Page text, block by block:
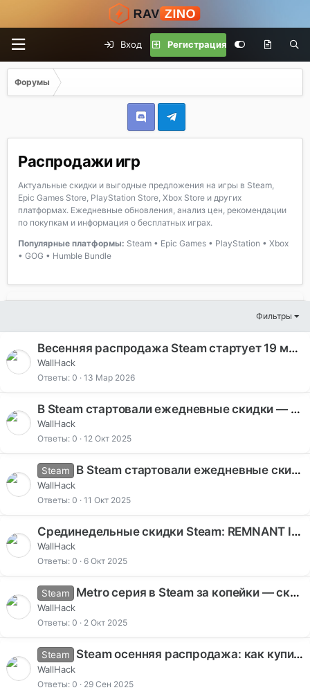
Вход Регистрация
Форумы
Распродажи игр
Актуальные скидки и выгодные предложения на игры в Steam,
Epic Games Store, PlayStation Store, Xbox Store и других
платформах. Ежедневные обновления, анализ цен, рекомендации
по покупкам и информация о бесплатных играх.
Популярные платформы: Steam • Epic Games • PlayStation • Xbox
• GOG • Humble Bundle
Фильтры
Весенняя распродажа Steam стартует 19 марта — скидки на популярные игры
WallHack
Ответы 0 13 Мар 2026
В Steam стартовали ежедневные скидки — скидки до 87% на популярные игры
WallHack
Ответы 0 12 Окт 2025
Steam В Steam стартовали ежедневные скидки: до 91% на популярные игры
WallHack
Ответы 0 11 Окт 2025
Срединедельные скидки Steam: REMNANT II со скидкой 60%, Total War THREE KINGDOMS 80% и другие игры
WallHack
Ответы 0 6 Окт 2025
Steam Metro серия в Steam за копейки — скидки до 80% до 6 октября 2025
WallHack
Ответы 0 2 Окт 2025
Steam Steam осенняя распродажа: как купить игры еще дешевле через ggsel.ru
WallHack
Ответы 0 29 Сен 2025